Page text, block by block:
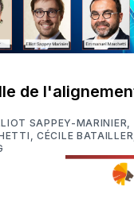
de
SAPPEY-MARINIER
,CÉCILE BATAILLER